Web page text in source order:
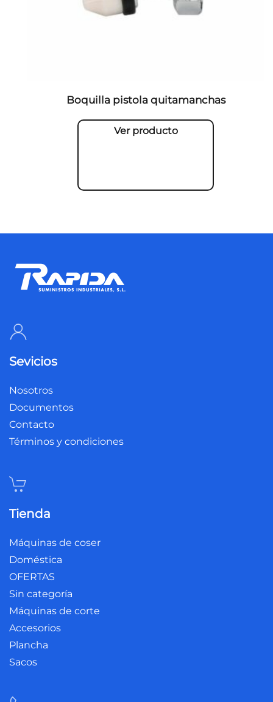
Boquilla pistola quitamanchas
Ver producto
Sevicios
Nosotros
Documentos
Contacto
Términos y condiciones
Tienda
Máquinas de coser
Doméstica
OFERTAS
Sin categoría
Máquinas de corte
Accesorios
Plancha
Sacos